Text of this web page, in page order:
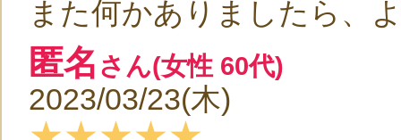
また何かありましたら、
匿名 さん(女性 60代)
2023/03/23(木)